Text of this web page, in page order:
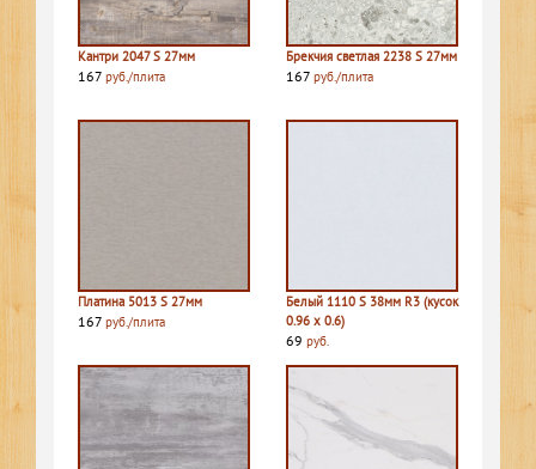
Кантри 2047 S 27мм
167 руб./плита
Брекчия светлая 2238 S 27мм
167 руб./плита
Платина 5013 S 27мм
167 руб./плита
Белый 1110 S 38мм R3 (кусок
0.96 х 0.6)
69 руб.